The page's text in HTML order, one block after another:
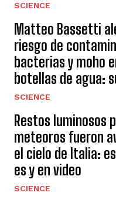
SCIENCE
Matteo Bassetti
riesgo de
bacterias y moho
botellas de agua:
SCIENCE
Restos luminosos
meteoros fueron
el cielo de Italia:
es y en video
SCIENCE